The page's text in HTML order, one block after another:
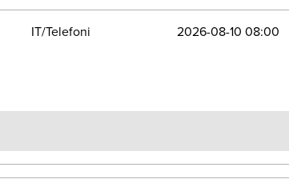
IT/Telefoni 2026-08-10 08:00